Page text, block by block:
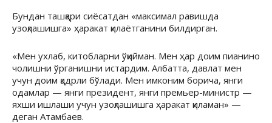
Бундан ташқари сиёсатдан «максимал равишда
узоқлашишга» ҳаракат қилаётганини билдирган.
«Мен ухлаб, китобларни ўқийман. Мен ҳар доим пианино
чолишни ўрганишни истардим. Албатта, давлат мен
учун доим қадрли бўлади. Мен имконим борича, янги
одамлар — янги президент, янги премьер-министр —
яхши ишлаши учун узоқлашишга ҳаракат қиламан» —
деган Атамбаев.